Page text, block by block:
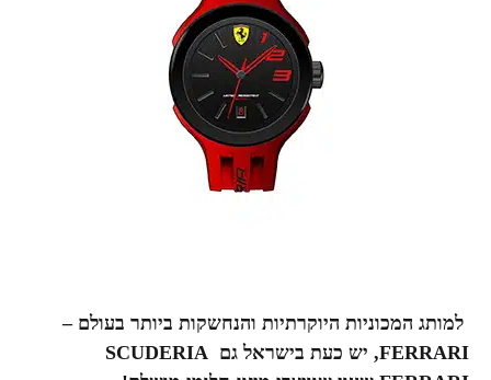
למותג המכוניות היוקרתיות והנחשקות ביותר בעולם –
FERRARI, יש כעת בישראל גם
SCUDERIA